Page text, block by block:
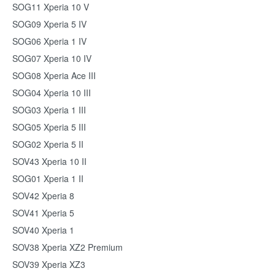
SOG11 Xperia 10 V
SOG09 Xperia 5 IV
SOG06 Xperia 1 IV
SOG07 Xperia 10 IV
SOG08 Xperia Ace III
SOG04 Xperia 10 III
SOG03 Xperia 1 III
SOG05 Xperia 5 III
SOG02 Xperia 5 II
SOV43 Xperia 10 II
SOG01 Xperia 1 II
SOV42 Xperia 8
SOV41 Xperia 5
SOV40 Xperia 1
SOV38 Xperia XZ2 Premium
SOV39 Xperia XZ3